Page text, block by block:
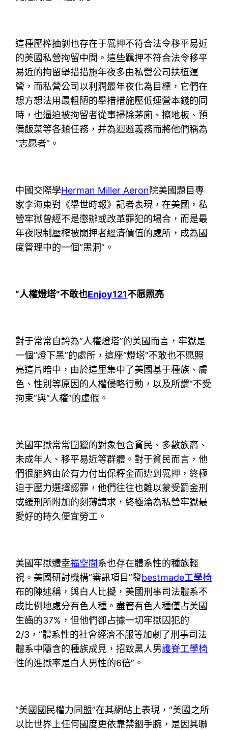
這種壓榨抽剝也存在于羈押不符合法令移平易近
的美國私營拘留中間。這些羈押不符合法令移平
易近的拘留舉措措施年夜多由私營公司扶植運
營，而私營公司以利潤最年夜化為目標，它們在
想方想法用最粗陋的舉措措施壓低運營本錢的同
時，也逼迫被拘留者從事掃除茅廁、擦地板、預
備飯菜等各類任務，并為迴避義務而將他們稱為
“志愿者”。
中國交際學Herman Miller Aeron院美國題目專
家李海東對《舉世時報》記者表現，在美國，私
營牢獄曾經不是懲辦或改革罪犯的場合，而是最
年夜限制壓榨被關押者經濟價值的處所，成為國
度管理中的一個“黑洞”。
“人權燈塔”不敢也Enjoy121不愿照亮
對于常常自誇為“人權燈塔”的美國而言，牢獄是
一個“燈下黑”的處所，這座“燈塔”不敢也不愿照
亮這片暗中，由於這里集中了美國基于種族、膚
色、性別等原因的人權侵略行動，以及所謂“不受
拘束”與“人權”的虛假。
美國牢獄常常圍獵的對象包含貧民、多數族裔、
未成年人、移平易近等群體。對于貧民而言，他
們很能夠由於有力付出保釋金而遭到羈押，終極
迫于壓力選擇認罪，他們往往也難以蒙受罰金刑
或緩刑所附加的刻薄請求，終極淪為私營牢獄最
愛好的持久便宜勞工。
美國牢獄體幸福空間系也存在體系性的種族輕
視。美國研討機構“審訊項目”發bestmade工學椅
布的陳述稱，與白人比擬，美國刑事司法體系不
成比例地處分有色人種。盡管有色人種僅占美國
生齒的37%，但他們卻占據一切牢獄囚犯的
2/3，“體系性的社會經濟不服等加劇了刑事司法
體系中隱含的種族成見，招致黑人男護脊工學椅
性的進獄率是白人男性的6倍”。
“美國國民權力同盟”在其網站上表現，“美國之所
以比世界上任何國度更依靠禁錮手腕，是因其聯